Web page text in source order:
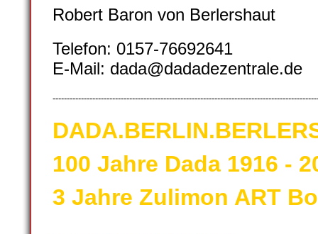
Robert Baron von Berlershaut
Telefon: 0157-76692641
E-Mail: dada@dadadezentrale.de
100 Jahre Dada 1916 -
3 Jahre Zulimon ART